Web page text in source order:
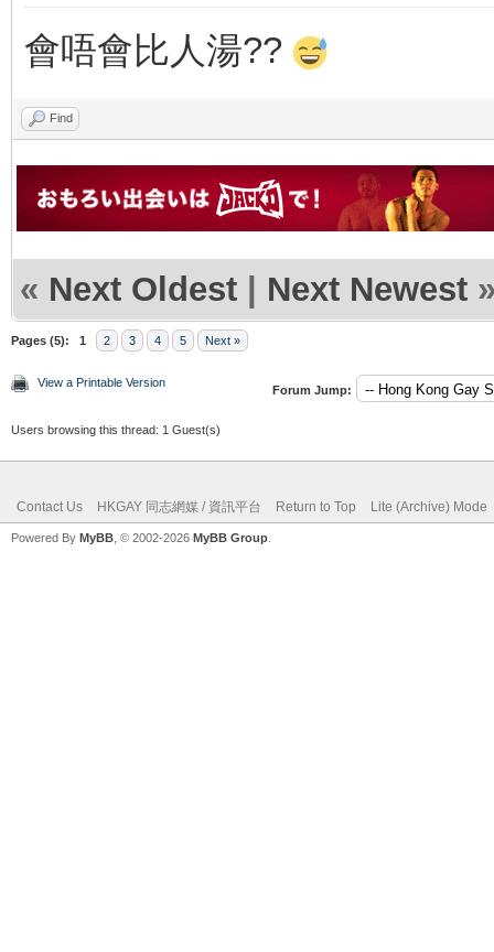
會唔會比人湯??
Find
« Next Oldest | Next Newest
Pages (5): 1 2 3 4 5 Next »
View a Printable Version
Forum Jump:
Users browsing this thread: 1 Guest(s)
Contact Us HKGAY 同志網媒 / 資訊平台 Return to Top Lite (Archive) Mode
Powered By MyBB , © 2002-2026 MyBB Group